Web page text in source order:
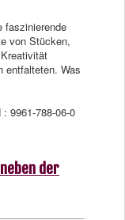
faszinierende
von Stücken,
entfalteten. Was
9961-788-06-0
der